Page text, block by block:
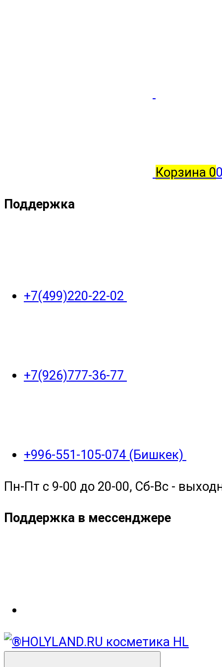
Корзина 0
Поддержка
+7(499)220-22-02
+7(926)777-36-77
+996-551-105-074 (Бишкек)
Пн-Пт с 9-00 до 20-00, Сб-Вс -
Поддержка в мессенджере